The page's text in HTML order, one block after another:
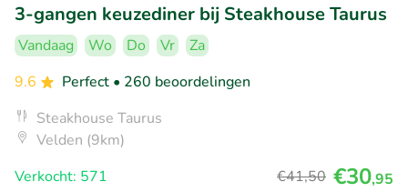
3-gangen keuzediner bij Steakhouse Taurus
Vandaag Wo Do Vr
Za
9.6
Perfect • 260 beoordelingen
Steakhouse Taurus
Velden (9km)
Verkocht: 571
€41,50 €30,95